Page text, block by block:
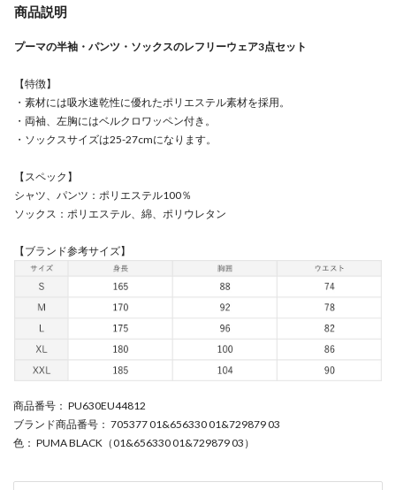
商品説明
プーマの半袖・パンツ・ソックスのレフリーウェア3点セット
【特徴】
・素材には吸水速乾性に優れたポリエステル素材を採用。
・両袖、左胸にはベルクロワッペン付き。
・ソックスサイズは25-27cmになります。
【スペック】
シャツ、パンツ：ポリエステル100％
ソックス：ポリエステル、綿、ポリウレタン
【ブランド参考サイズ】
商品番号 ： PU630EU44812
ブランド商品番号 ： 705377 01&656330 01&729879 03
色 ： PUMA BLACK（01&656330 01&729879 03）